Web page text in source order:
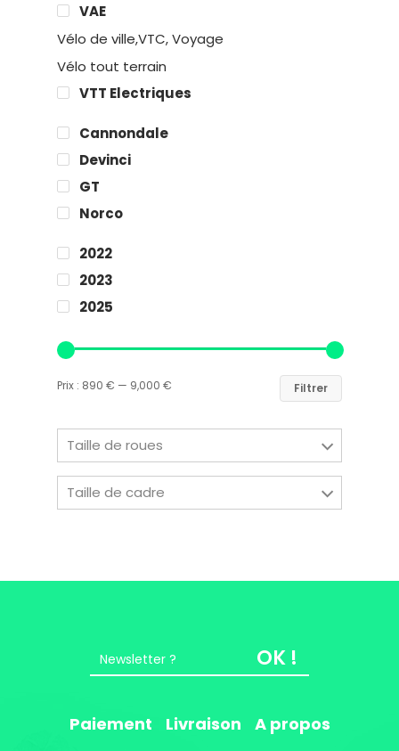
VAE
Vélo de ville,VTC, Voyage
Vélo tout terrain
VTT Electriques
Cannondale
Devinci
GT
Norco
2022
2023
2025
Filtrer
Prix : 890 € — 9,000 €
Taille de roues
Taille de cadre
OK !
Paiement Livraison
A propos